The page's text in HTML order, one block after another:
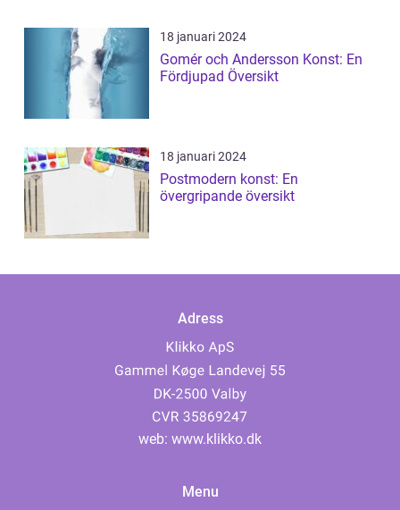
18 januari 2024
Gomér och Andersson Konst: En
Fördjupad Översikt
18 januari 2024
Postmodern konst: En
övergripande översikt
Adress
web: www.klikko.dk
Menu